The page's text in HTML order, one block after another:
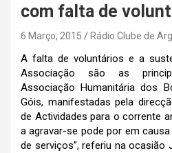
com falta de
6 Março, 2015 Rádio Clube de
A falta de voluntários e a
Associação são as
Associação Humanitária dos
Góis, manifestadas pela
de Actividades para o corrente
a agravar-se pode por em
de serviços”, referiu na ocasião